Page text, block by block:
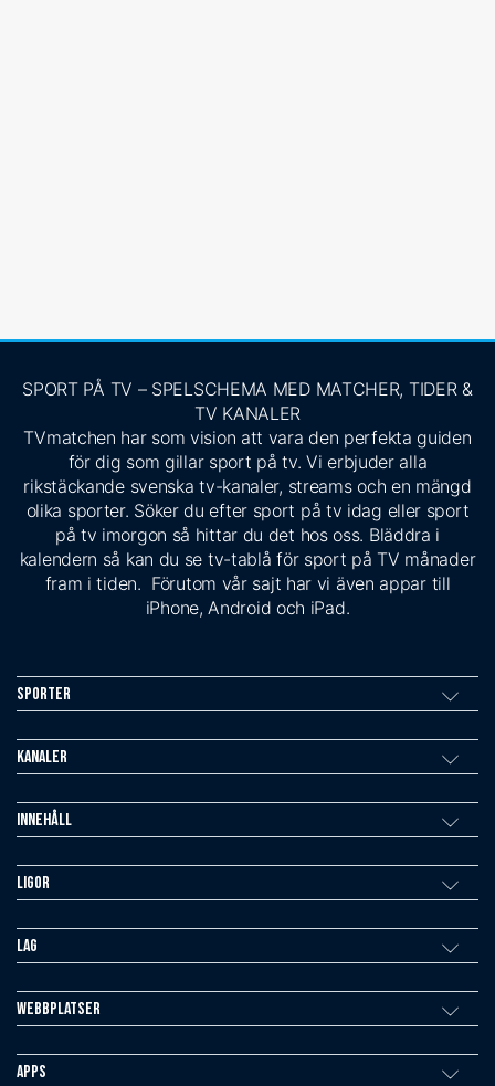
SPORT PÅ TV – SPELSCHEMA MED MATCHER, TIDER &
TV KANALER
TVmatchen har som vision att vara den perfekta guiden
för dig som gillar sport på tv. Vi erbjuder alla
rikstäckande svenska tv-kanaler, streams och en mängd
olika sporter. Söker du efter sport på tv idag eller sport
på tv imorgon så hittar du det hos oss. Bläddra i
kalendern så kan du se tv-tablå för sport på TV månader
fram i tiden. Förutom vår sajt har vi även appar till
iPhone, Android och iPad.
Sporter
Kanaler
Innehåll
Ligor
Lag
Webbplatser
Apps